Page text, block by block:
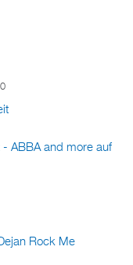
- ABBA and more auf
Rock Me